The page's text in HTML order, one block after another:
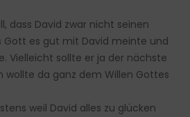
dass David zwar nicht seinen
Gott es gut mit David meinte und
Vielleicht sollte er ja der nächste
wollte da ganz dem Willen Gottes
weil David alles zu glücken